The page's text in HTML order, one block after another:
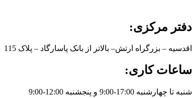
دفتر مرکزی:
اقدسیه – بزرگراه ارتش– بالاتر از بانک پاسارگاد – پلاک 115
ساعات کاری:
شنبه تا چهارشنبه 17:00-9:00 و پنجشنبه 12:00-9:00